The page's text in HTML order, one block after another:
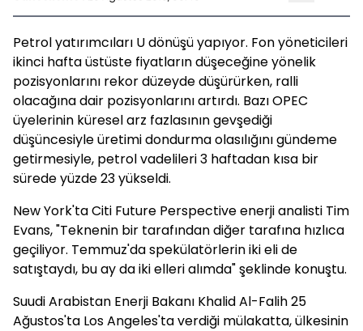
Petrol yatırımcıları U dönüşü yapıyor. Fon yöneticileri
ikinci hafta üstüste fiyatların düşeceğine yönelik
pozisyonlarını rekor düzeyde düşürürken, ralli
olacağına dair pozisyonlarını artırdı. Bazı OPEC
üyelerinin küresel arz fazlasının gevşediği
düşüncesiyle üretimi dondurma olasılığını gündeme
getirmesiyle, petrol vadelileri 3 haftadan kısa bir
sürede yüzde 23 yükseldi.
New York'ta Citi Future Perspective enerji analisti Tim
Evans, "Teknenin bir tarafından diğer tarafına hızlıca
geçiliyor. Temmuz'da spekülatörlerin iki eli de
satıştaydı, bu ay da iki elleri alımda" şeklinde konuştu.
Suudi Arabistan Enerji Bakanı Khalid Al-Falih 25
Ağustos'ta Los Angeles'ta verdiği mülakatta, ülkesinin